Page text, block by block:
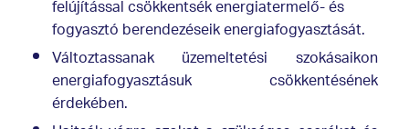
felújítással csökkentsék energiatermelő- és
fogyasztó berendezéseik energiafogyasztását.
Változtassanak üzemeltetési szokásaikon
energiafogyasztásuk csökkentésének
érdekében.